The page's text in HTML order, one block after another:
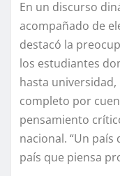
En un discurso
acompañado de
destacó la
los estudiantes
hasta
completo por
pensamiento
nacional. “Un país
país que piensa